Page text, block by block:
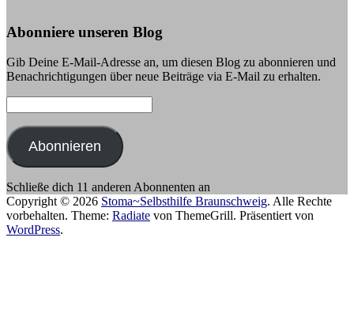
Abonniere unseren Blog
Gib Deine E-Mail-Adresse an, um diesen Blog zu abonnieren und
Benachrichtigungen über neue Beiträge via E-Mail zu erhalten.
Mail-
Adresse:
Abonnieren
Schließe dich 11 anderen Abonnenten an
Copyright © 2026 Stoma~Selbsthilfe Braunschweig. Alle Rechte
vorbehalten. Theme: Radiate von ThemeGrill. Präsentiert von
WordPress.